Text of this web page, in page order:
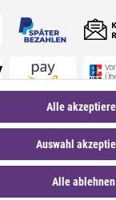
Auswahl
Alle ablehnen
Alle